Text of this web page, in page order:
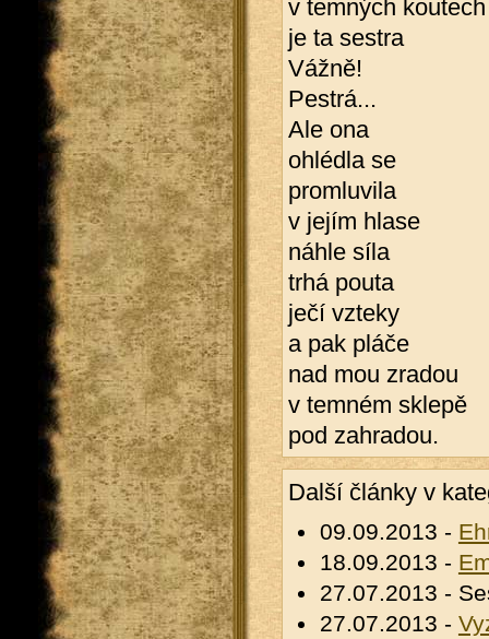
v temných koutech
je ta sestra
Vážně!
Pestrá...
Ale ona
ohlédla se
promluvila
v jejím hlase
náhle síla
trhá pouta
ječí vzteky
a pak pláče
nad mou zradou
v temném sklepě
pod zahradou.
Další články v
09.09.2013 -
18.09.2013 -
27.07.2013 -
27.07.2013 -